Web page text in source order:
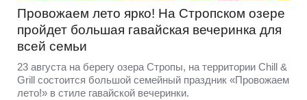
Провожаем лето ярко! На Стропском озере
пройдет большая гавайская вечеринка для
всей семьи
23 августа на берегу озера Стропы, на территории Chill &
Grill состоится большой семейный праздник «Провожаем
лето!» в стиле гавайской вечеринки.